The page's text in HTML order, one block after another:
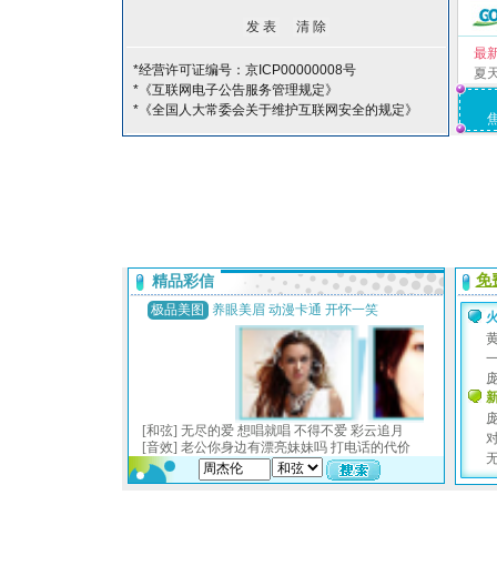
*经营许可证编号：京ICP00000008号
*《互联网电子公告服务管理规定》
*《全国人大常委会关于维护互联网安全的规定》
最
夏